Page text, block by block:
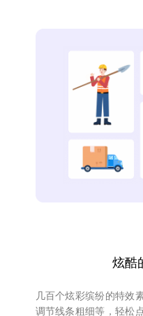
炫酷
几百个炫彩缤纷的特效
调节线条粗细等，轻松